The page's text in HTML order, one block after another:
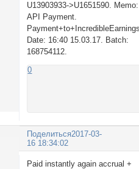
U13903933->U1651590. Memo:
API Payment.
Date: 16:40 15.03.17. Batch:
168754112.
0
Поделиться2017-03-
16 18:34:02
Paid instantly again accrual +